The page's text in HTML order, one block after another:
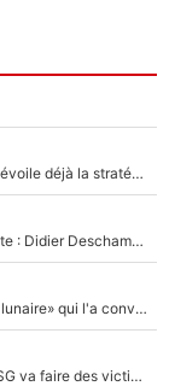
«On l’achète et on vous le prête» : Fabrizio Romano dévoile déjà la stratégie du PSG avec le transfert de Zion Suzuki !
De l’équipe de France à un pont d’or en Arabie saoudite : Didier Deschamps a donné sa réponse !
Transfert de Bradley Barcola : La «discussion un peu lunaire» qui l'a convaincu de quitter le PSG, son entourage est pointé du doigt
«Ça peut attirer des bons joueurs» : Le mercato du PSG va faire des victimes dans l'effectif de Luis Enrique ?